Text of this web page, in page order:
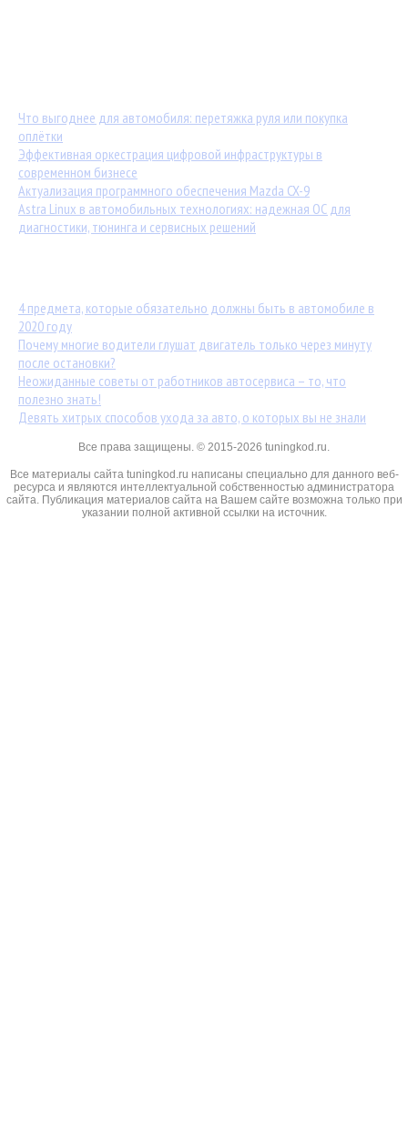
Что выгоднее для автомобиля: перетяжка руля или покупка
оплётки
Эффективная оркестрация цифровой инфраструктуры в
современном бизнесе
Актуализация программного обеспечения Mazda CX-9
Astra Linux в автомобильных технологиях: надежная ОС для
диагностики, тюнинга и сервисных решений
4 предмета, которые обязательно должны быть в автомобиле в
2020 году
Почему многие водители глушат двигатель только через минуту
после остановки?
Неожиданные советы от работников автосервиса – то, что
полезно знать!
Девять хитрых способов ухода за авто, о которых вы не знали
Все права защищены. © 2015-2026 tuningkod.ru.
Все материалы сайта tuningkod.ru написаны специально для данного веб-
ресурса и являются интеллектуальной собственностью администратора
сайта. Публикация материалов сайта на Вашем сайте возможна только при
указании полной активной ссылки на источник.